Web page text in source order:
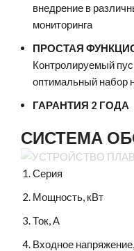
внедрение в
мониторинга
ПРОСТАЯ
Контролируемый
оптимальный набор
ГАРАНТИЯ 2 ГОДА
СИСТЕМА
Серия
Мощность, кВт
Ток, А
Входное